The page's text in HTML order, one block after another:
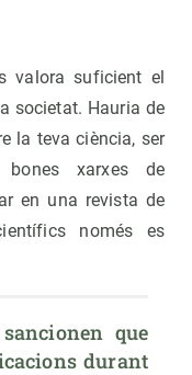
valora suficient el
societat. Hauria de
la teva ciència, ser
bones xarxes de
en una revista de
només es
que
durant